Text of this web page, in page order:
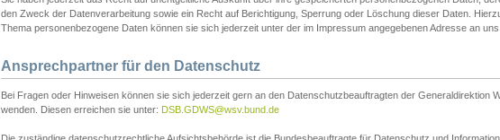
den Zweck der Datenverarbeitung sowie ein Recht auf Berichtigung, Sperrung oder Löschung dieser Daten.
Thema personenbezogene Daten können sie sich jederzeit unter der im Impressum angegebenen Adresse an uns
Ansprechpartner für den Datenschutz
Bei Fragen oder Hinweisen können sie sich jederzeit gern an den Datenschutzbeauftragten der Generaldirektion
wenden. Diesen erreichen sie unter: DSB.GDWS@wsv.bund.de